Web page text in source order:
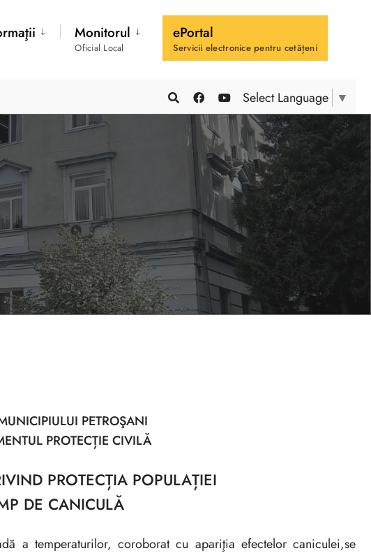
Monitorul
Oficial Local
ePortal
Servicii electronice pentru cetățeni
Select Language ▼
PETROŞANI
PROTECȚIE CIVILĂ
PROTECȚIA POPULAȚIEI
DE CANICULĂ
a temperaturilor, coroborat cu apariţia efectelor caniculei,se